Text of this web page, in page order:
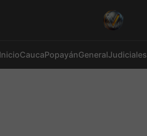
InicioCaucaPopayánGeneralJudiciales